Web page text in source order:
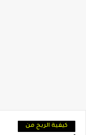
كيفية الربح من